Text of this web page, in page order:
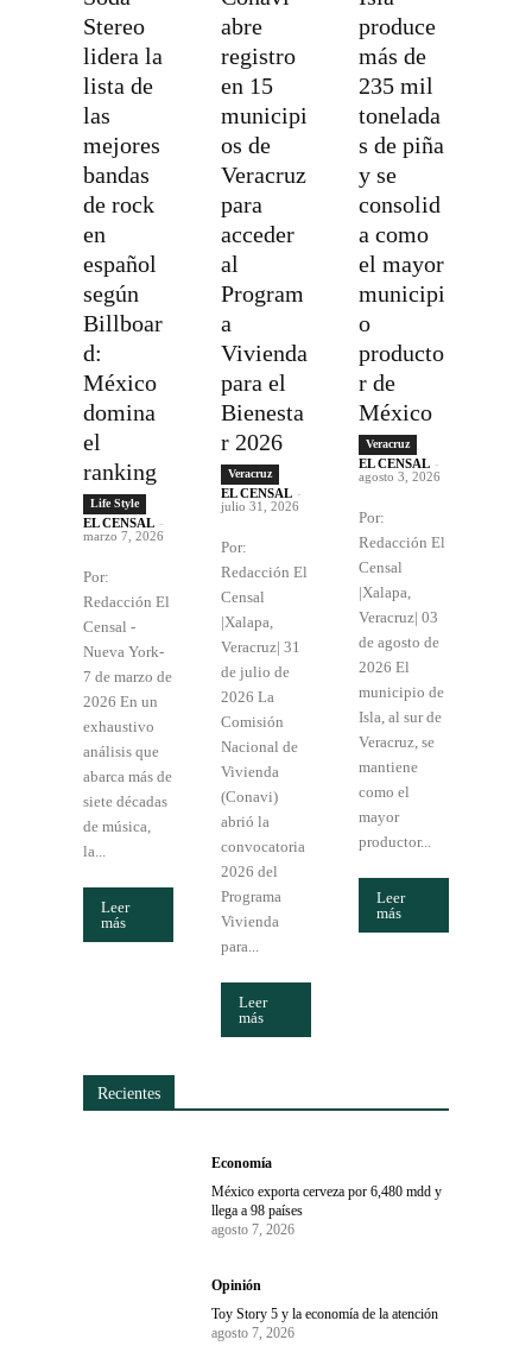
Stereo
lidera la
lista de
las
mejores
bandas
de rock
en
español
según
Billboar
d:
México
domina
el
ranking
Life Style
EL CENSAL -
marzo 7, 2026
Por:
Redacción El
Censal -
Nueva York-
7 de marzo de
2026 En un
exhaustivo
análisis que
abarca más de
siete décadas
de música,
la...
Leer
más
abre
registro
en 15
municipi
os de
Veracruz
para
acceder
al
Program
a
Vivienda
para el
Bienesta
r 2026
Veracruz
EL CENSAL -
julio 31, 2026
Por:
Redacción El
Censal
|Xalapa,
Veracruz| 31
de julio de
2026 La
Comisión
Nacional de
Vivienda
(Conavi)
abrió la
convocatoria
2026 del
Programa
Vivienda
para...
Leer
más
produce
más de
235 mil
tonelada
s de piña
y se
consolid
a como
el mayor
municipi
o
producto
r de
México
Veracruz
EL CENSAL -
agosto 3, 2026
Por:
Redacción El
Censal
|Xalapa,
Veracruz| 03
de agosto de
2026 El
municipio de
Isla, al sur de
Veracruz, se
mantiene
como el
mayor
productor...
Leer
más
Recientes
Economía
México exporta cerveza por 6,480 mdd y
llega a 98 países
agosto 7, 2026
Opinión
Toy Story 5 y la economía de la atención
agosto 7, 2026